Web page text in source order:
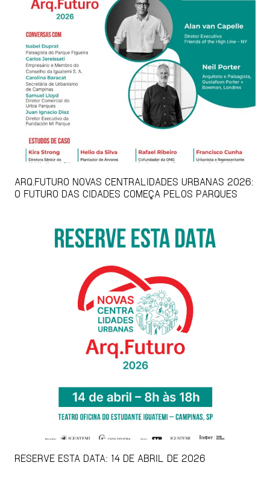
ARQ.FUTURO NOVAS CENTRALIDADES URBANAS 2026:
O FUTURO DAS CIDADES COMEÇA PELOS PARQUES
RESERVE ESTA DATA: 14 DE ABRIL DE 2026